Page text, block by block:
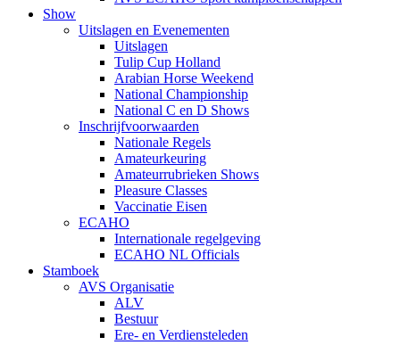
Show
Uitslagen en Evenementen
Uitslagen
Tulip Cup Holland
Arabian Horse Weekend
National Championship
National C en D Shows
Inschrijfvoorwaarden
Nationale Regels
Amateurkeuring
Amateurrubrieken Shows
Pleasure Classes
Vaccinatie Eisen
ECAHO
Internationale regelgeving
ECAHO NL Officials
Stamboek
AVS Organisatie
ALV
Bestuur
Ere- en Verdiensteleden